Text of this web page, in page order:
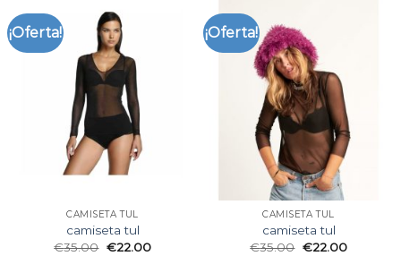
¡Oferta!
CAMISETA TUL
camiseta tul
€35.00 €22.00
¡Oferta!
CAMISETA TUL
camiseta tul
€35.00 €22.00